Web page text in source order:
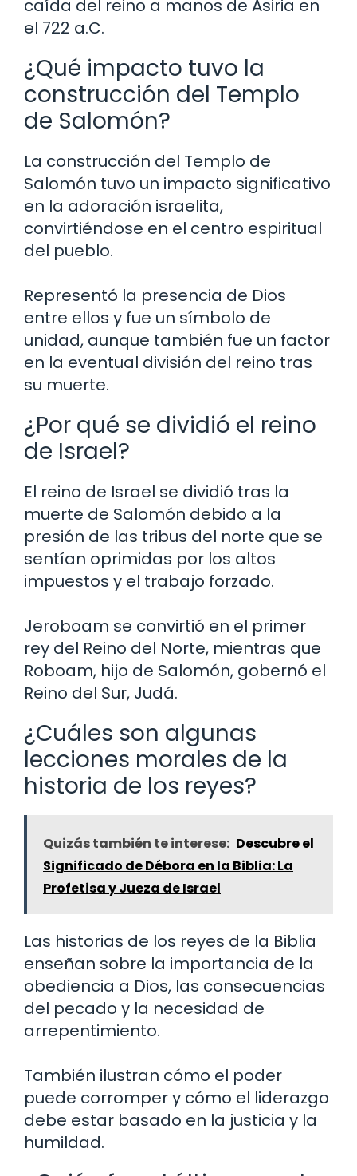
caída del reino a manos de Asiria en
el 722 a.C.
¿Qué impacto tuvo la
construcción del Templo
de Salomón?
La construcción del Templo de
Salomón tuvo un impacto significativo
en la adoración israelita,
convirtiéndose en el centro espiritual
del pueblo.
Representó la presencia de Dios
entre ellos y fue un símbolo de
unidad, aunque también fue un factor
en la eventual división del reino tras
su muerte.
¿Por qué se dividió el reino
de Israel?
El reino de Israel se dividió tras la
muerte de Salomón debido a la
presión de las tribus del norte que se
sentían oprimidas por los altos
impuestos y el trabajo forzado.
Jeroboam se convirtió en el primer
rey del Reino del Norte, mientras que
Roboam, hijo de Salomón, gobernó el
Reino del Sur, Judá.
¿Cuáles son algunas
lecciones morales de la
historia de los reyes?
Quizás también te interese: Descubre el
Significado de Débora en la Biblia: La
Profetisa y Jueza de Israel
Las historias de los reyes de la Biblia
enseñan sobre la importancia de la
obediencia a Dios, las consecuencias
del pecado y la necesidad de
arrepentimiento.
También ilustran cómo el poder
puede corromper y cómo el liderazgo
debe estar basado en la justicia y la
humildad.